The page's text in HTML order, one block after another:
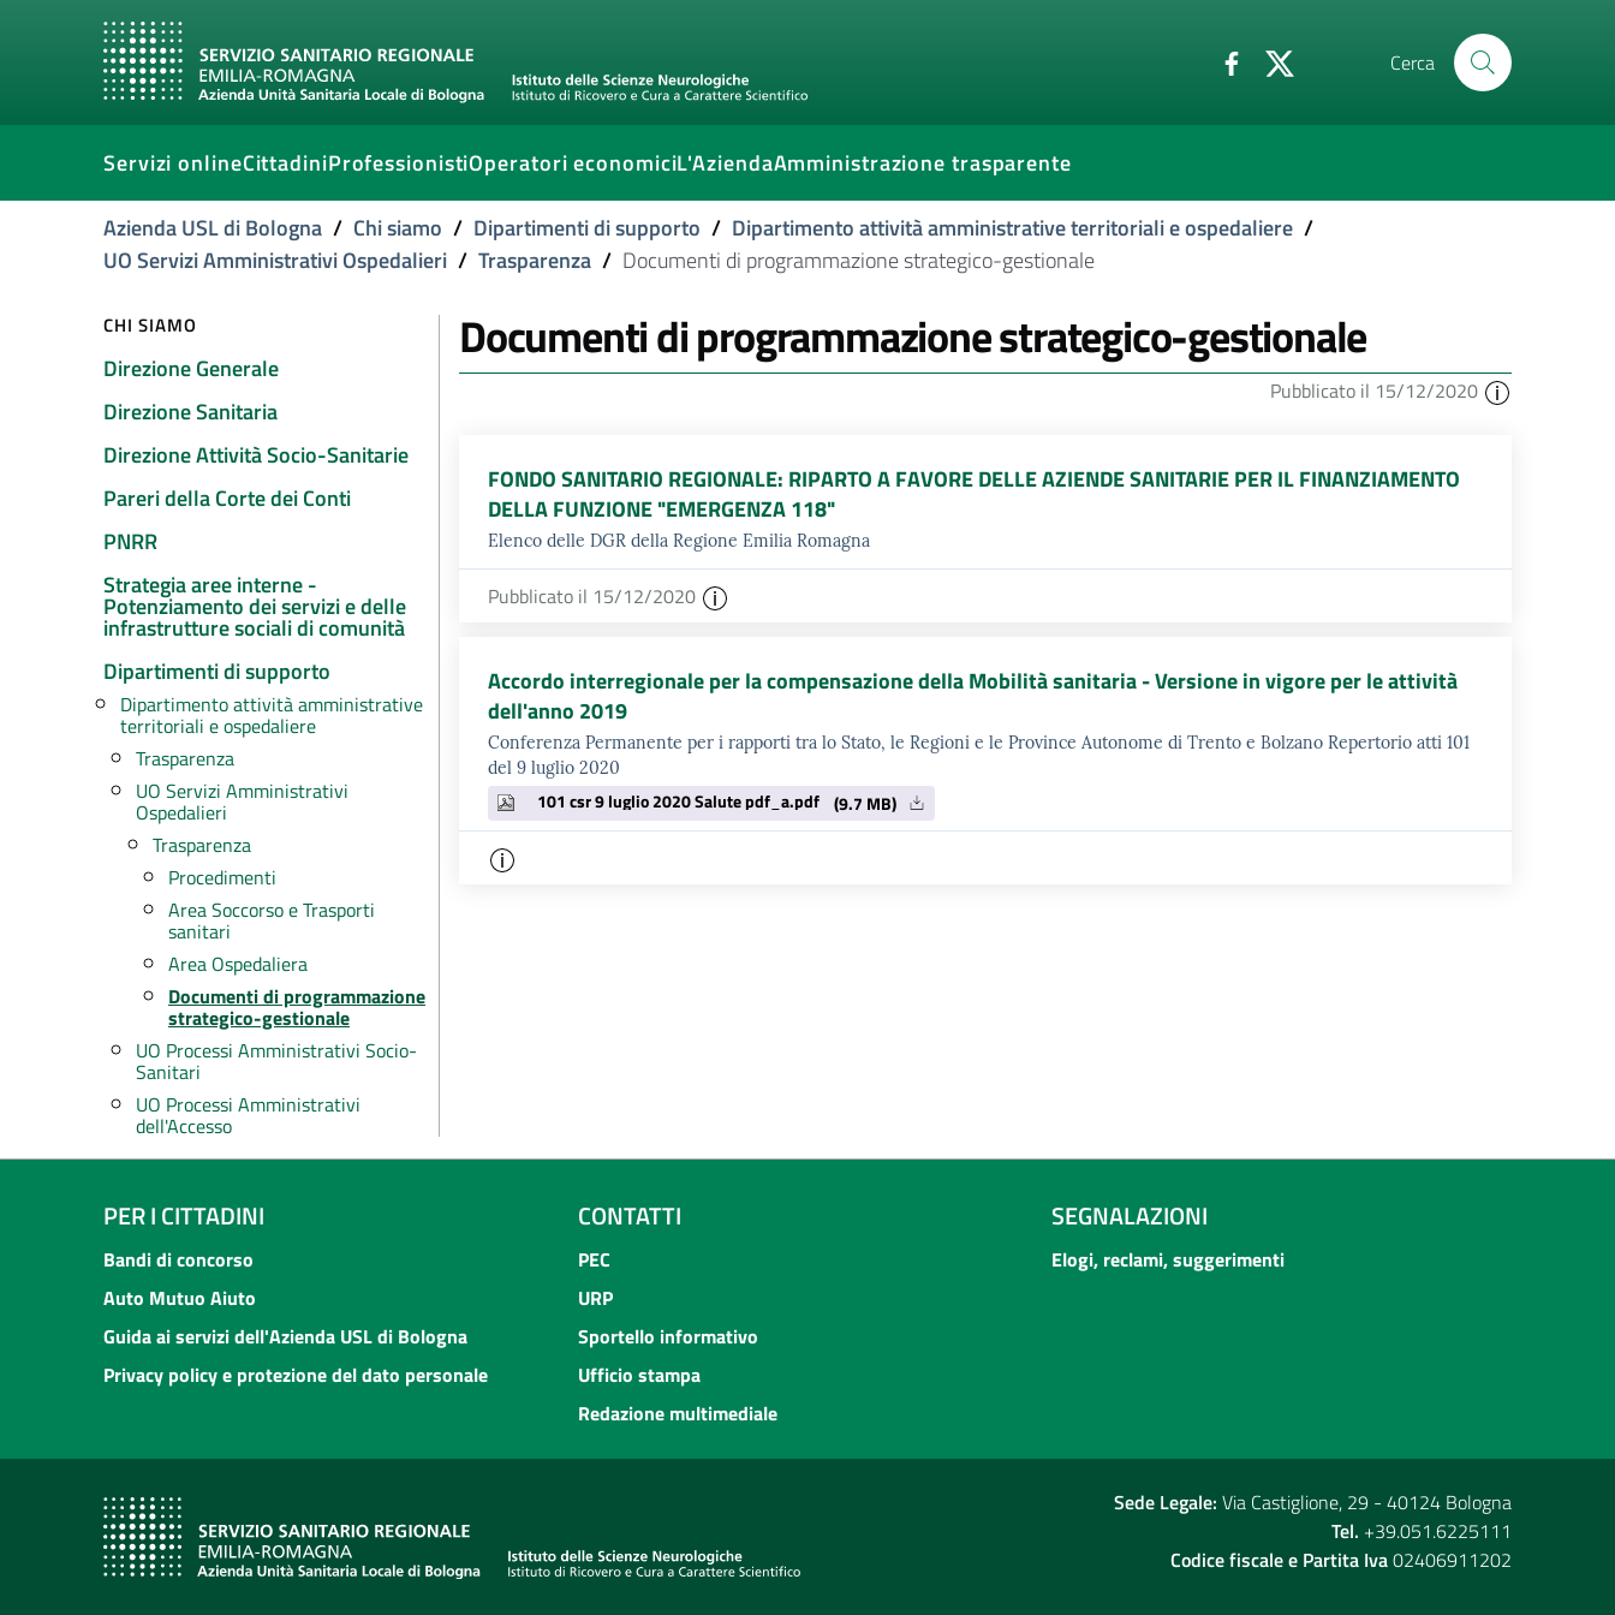
Cerca
Servizi onlineCittadiniProfessionistiOperatori economiciL'AziendaAmministrazione trasparente
Azienda USL di Bologna / Chi siamo / Dipartimenti di supporto / Dipartimento attività amministrative territoriali e ospedaliere /
UO Servizi Amministrativi Ospedalieri / Trasparenza / Documenti di programmazione strategico-gestionale
CHI SIAMO
Direzione Generale
Direzione Sanitaria
Direzione Attività Socio-Sanitarie
Pareri della Corte dei Conti
PNRR
Strategia aree interne -
Potenziamento dei servizi e delle
infrastrutture sociali di comunità
Dipartimenti di supporto
Dipartimento attività amministrative
territoriali e ospedaliere
Trasparenza
UO Servizi Amministrativi
Ospedalieri
Trasparenza
Procedimenti
Area Soccorso e Trasporti
sanitari
Area Ospedaliera
Documenti di programmazione
strategico-gestionale
UO Processi Amministrativi Socio-
Sanitari
UO Processi Amministrativi
dell'Accesso
Documenti di programmazione strategico-gestionale
Pubblicato il 15/12/2020
FONDO SANITARIO REGIONALE: RIPARTO A FAVORE DELLE AZIENDE SANITARIE PER IL FINANZIAMENTO
DELLA FUNZIONE "EMERGENZA 118"
Elenco delle DGR della Regione Emilia Romagna
Pubblicato il 15/12/2020
Accordo interregionale per la compensazione della Mobilità sanitaria - Versione in vigore per le attività
dell'anno 2019
Conferenza Permanente per i rapporti tra lo Stato, le Regioni e le Province Autonome di Trento e Bolzano Repertorio atti 101
del 9 luglio 2020
101 csr 9 luglio 2020 Salute pdf_a.pdf (9.7 MB)
PER I CITTADINI
Bandi di concorso
Auto Mutuo Aiuto
Guida ai servizi dell'Azienda USL di Bologna
Privacy policy e protezione del dato personale
CONTATTI
PEC
URP
Sportello informativo
Ufficio stampa
Redazione multimediale
SEGNALAZIONI
Elogi, reclami, suggerimenti
Sede Legale: Via Castiglione, 29 - 40124 Bologna
Tel. +39.051.6225111
Codice fiscale e Partita Iva02406911202